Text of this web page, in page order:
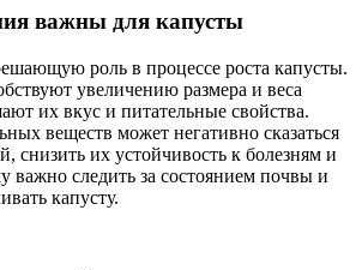
важны для капусты
роль в процессе роста капусты.
увеличению размера и веса
их вкус и питательные свойства.
веществ может негативно сказаться
снизить их устойчивость к болезням и
важно следить за состоянием почвы и
капусту.